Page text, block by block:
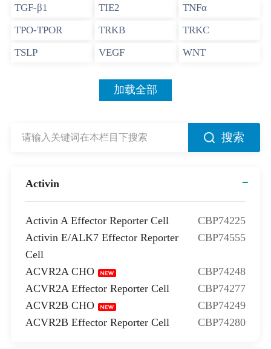
TGF-β1
TIE2
TNFα
TPO-TPOR
TRKB
TRKC
TSLP
VEGF WNT
加载全部
搜索
Activin
Activin A Effector Reporter Cell
CBP74225
Activin E/ALK7 Effector Reporter
Cell
CBP74555
ACVR2A CHO
CBP74248
ACVR2A Effector Reporter Cell
CBP74277
ACVR2B CHO
CBP74249
ACVR2B Effector Reporter Cell
CBP74280